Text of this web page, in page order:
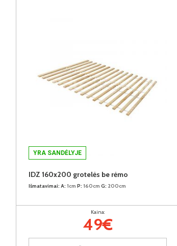
YRA SANDĖLYJE
IDZ 160x200 grotelės be rėmo
Išmatavimai: A: 1cm P: 160cm G: 200cm
Kaina:
49€